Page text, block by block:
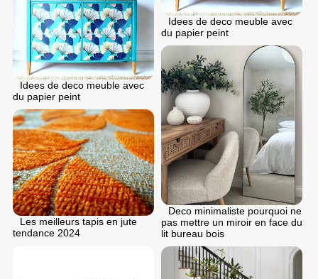
Idees de deco meuble avec
du papier peint
Idees de deco meuble avec
du papier peint
Deco minimaliste pourquoi ne
pas mettre un miroir en face du
lit bureau bois
Les meilleurs tapis en jute
tendance 2024